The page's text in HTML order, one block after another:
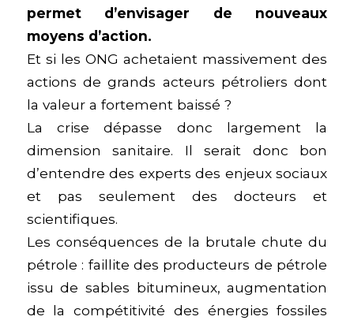
permet d’envisager de nouveaux
moyens d’action.
Et si les ONG achetaient massivement des
actions de grands acteurs pétroliers dont
la valeur a fortement baissé ?
La crise dépasse donc largement la
dimension sanitaire. Il serait donc bon
d’entendre des experts des enjeux sociaux
et pas seulement des docteurs et
scientifiques.
Les conséquences de la brutale chute du
pétrole : faillite des producteurs de pétrole
issu de sables bitumineux, augmentation
de la compétitivité des énergies fossiles